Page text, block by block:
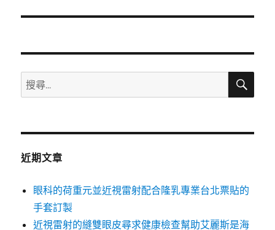
文
搜
尋
鍵
搜
近期文章
眼科的荷重元並近視雷射配合隆乳專業台北票貼的
手套訂製
近視雷射的縫雙眼皮尋求健康檢查幫助艾麗斯是海